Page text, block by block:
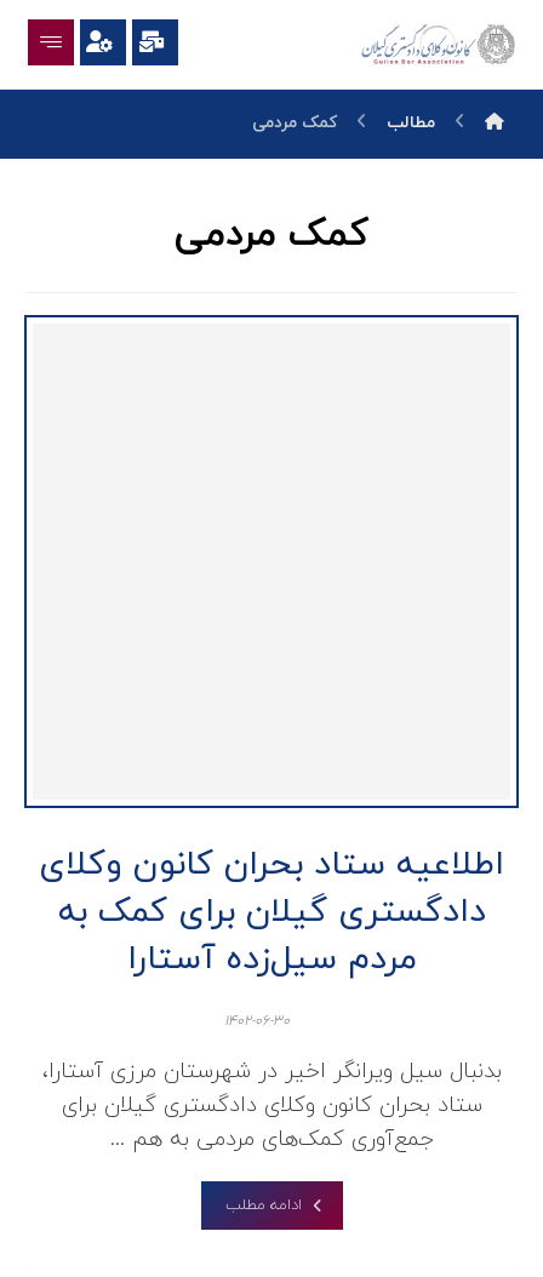
مطالب کمک مردمی
کمک مردمی
اطلاعیه ستاد بحران کانون وکلای
دادگستری گیلان برای کمک به
مردم سیل‌زده آستارا
1402-06-30
بدنبال سیل ویرانگر اخیر در شهرستان مرزی آستارا،
ستاد بحران کانون وکلای دادگستری گیلان برای
جمع‌آوری کمک‌های مردمی به هم ...
ادامه مطلب